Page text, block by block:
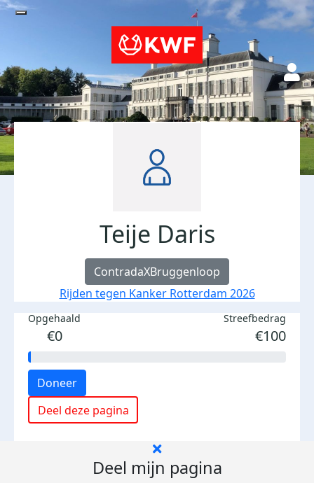
Teije Daris
ContradaXBruggenloop
Rijden tegen Kanker Rotterdam 2026
Opgehaald
€0
Streefbedrag
€100
Doneer
Deel deze pagina
Deel mijn pagina